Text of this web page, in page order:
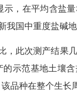
示，在平均含盐
国中重度盐碱地
，此次测产结果
的示范基地土壤
品种在整个生长